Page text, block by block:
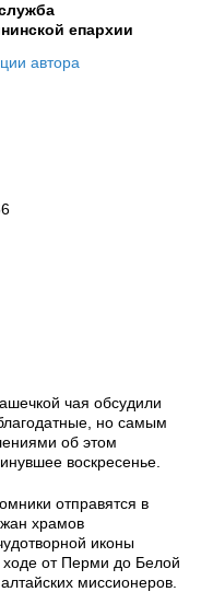
епархии
автора
чая обсудили
но самым
об этом
воскресенье.
отправятся в
храмов
иконы
от Перми до Белой
миссионеров.